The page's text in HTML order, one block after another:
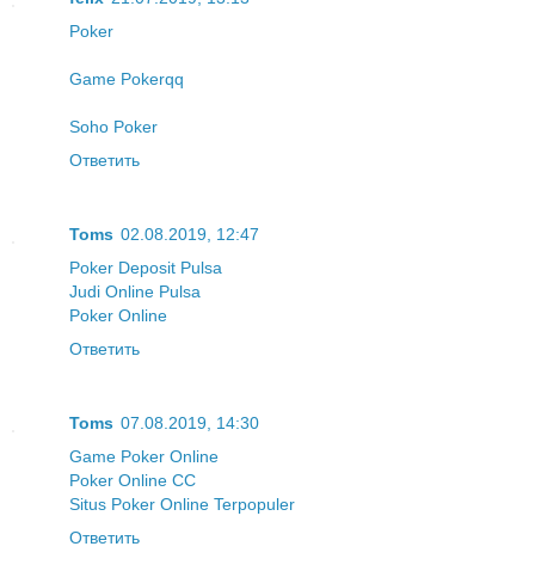
Poker
Game Pokerqq
Soho Poker
Ответить
Toms 02.08.2019, 12:47
Poker Deposit Pulsa
Judi Online Pulsa
Poker Online
Ответить
Toms 07.08.2019, 14:30
Game Poker Online
Poker Online CC
Situs Poker Online Terpopuler
Ответить